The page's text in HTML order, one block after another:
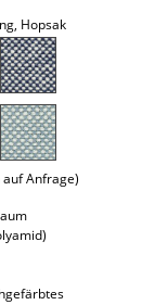
Hopsak
Anfrage)